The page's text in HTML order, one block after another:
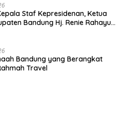
Staf Kepresidenan, Ketua
Bandung Hj. Renie Rahayu
Bandung yang Berangkat
Travel